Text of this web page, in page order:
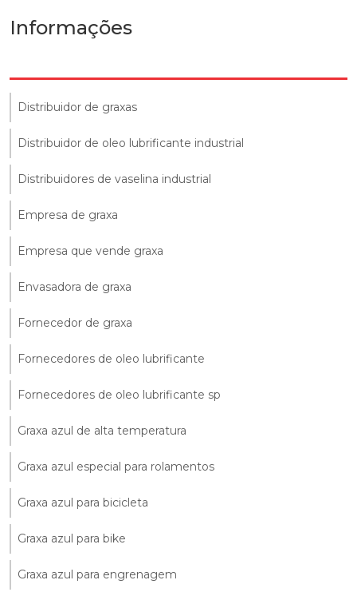
Informações
Distribuidor de graxas
Distribuidor de oleo lubrificante industrial
Distribuidores de vaselina industrial
Empresa de graxa
Empresa que vende graxa
Envasadora de graxa
Fornecedor de graxa
Fornecedores de oleo lubrificante
Fornecedores de oleo lubrificante sp
Graxa azul de alta temperatura
Graxa azul especial para rolamentos
Graxa azul para bicicleta
Graxa azul para bike
Graxa azul para engrenagem